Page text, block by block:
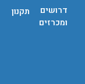
דרושים
ומכרזים
תקנון